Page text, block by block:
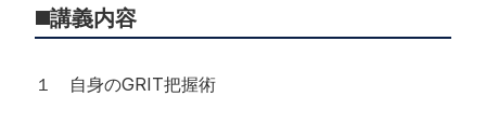
◼️講義内容
１ 自身のGRIT把握術